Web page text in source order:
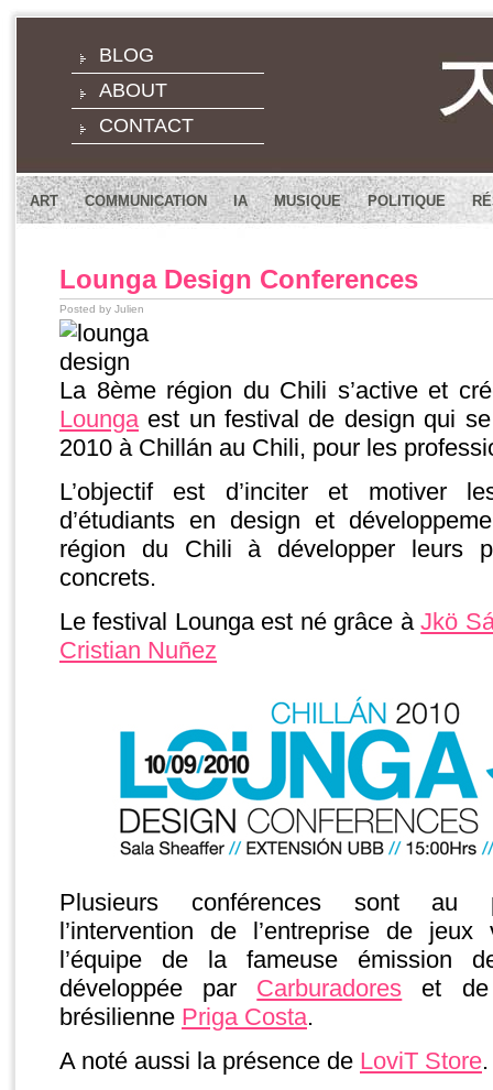
BLOG
ABOUT
CONTACT
ART COMMUNICATION IA MUSIQUE POLITIQUE
Lounga Design Conferences
Posted by Julien
La 8ème région du Chili s’active et
Loungaest un festival de design qui
2010 à Chillán au Chili, pour les
L’objectif est d’inciter et motiver
d’étudiants en design et
région du Chili à développer leurs
concrets.
Le festival Lounga est né grâce àJkö
Cristian Nuñez
Plusieurs conférences sont au
l’intervention de l’entreprise de jeux
l’équipe de la fameuse émission
développée par Carburadores et de
brésilienne Priga Costa.
A noté aussi la présence de LoviT Store.